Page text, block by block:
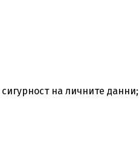
на личните данни;